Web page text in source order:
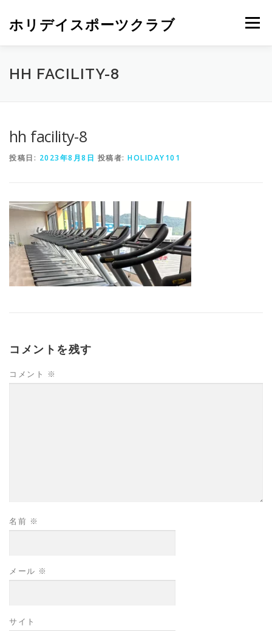
ホリデイスポーツクラブ メニュー
HH FACILITY-8
hh facility-8
投稿日: 2023年8月8日 投稿者: HOLIDAY101
コメントを残す
コメント ※
名前 ※
メール ※
サイト